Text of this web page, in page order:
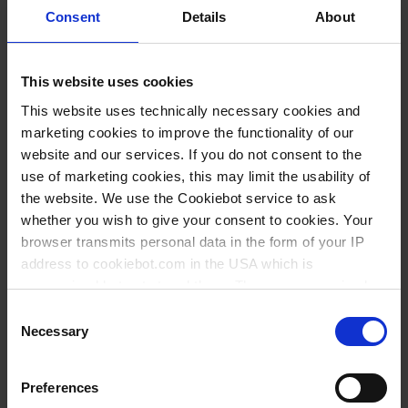
Consent Details About
This website uses cookies
This website uses technically necessary cookies and
marketing cookies to improve the functionality of our
website and our services. If you do not consent to the
use of marketing cookies, this may limit the usability of
the website. We use the Cookiebot service to ask
whether you wish to give your consent to cookies. Your
browser transmits personal data in the form of your IP
address to cookiebot.com in the USA which is
anonymized but not stored there. Then an anonymized
follow your cookie preferences for future page visits. The
privacy level in the USA does not correspond to EU
standards, and it cannot be excluded that US authorities
access your data on US servers.
Selection
Necessary
Preferences
10 0,20 0,20 15 145 12646941
50
1,00 1,00 27 200 12648941
100
1,00 1,00 33 250 12649941
250
2,00 2,00 44 315 6 650941
500
5,00 5,00 58 360 6
1000
10,00 10,00 69 440 6 652941
produit